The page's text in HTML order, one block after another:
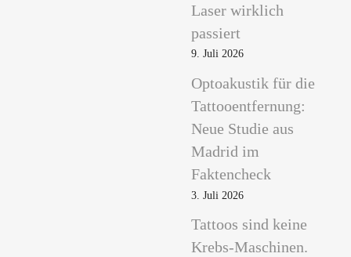
Laser wirklich
passiert
9. Juli 2026
Optoakustik für die
Tattooentfernung:
Neue Studie aus
Madrid im
Faktencheck
3. Juli 2026
Tattoos sind keine
Krebs-Maschinen.